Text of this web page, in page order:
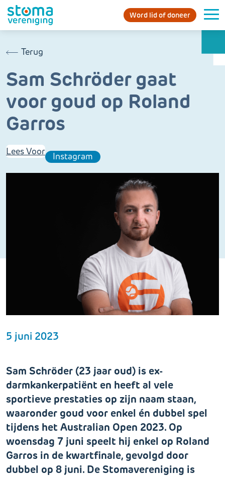
Word lid of doneer
Terug
Sam Schröder gaat
voor goud op Roland
Garros
Lees Voor Instagram
5 juni 2023
Sam Schröder (23 jaar oud) is ex-
darmkankerpatiënt en heeft al vele
sportieve prestaties op zijn naam staan,
waaronder goud voor enkel én dubbel spel
tijdens het Australian Open 2023. Op
woensdag 7 juni speelt hij enkel op Roland
Garros in de kwartfinale, gevolgd door
dubbel op 8 juni. De Stomavereniging is